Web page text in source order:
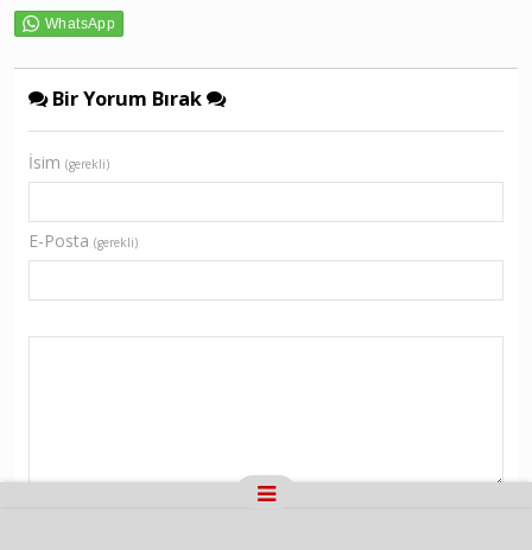
Bir Yorum Bırak
İsim (gerekli)
E-Posta (gerekli)